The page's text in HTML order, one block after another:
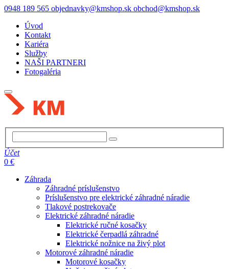
0948 189 565 objednavky@kmshop.sk obchod@kmshop.sk
Úvod
Kontakt
Kariéra
Služby
NAŠI PARTNERI
Fotogaléria
Účet
0 €
Záhrada
Záhradné príslušenstvo
Príslušenstvo pre elektrické záhradné náradie
Tlakové postrekovače
Elektrické záhradné náradie
Elektrické ručné kosačky
Elektrické čerpadlá záhradné
Elektrické nožnice na živý plot
Motorové záhradné náradie
Motorové kosačky